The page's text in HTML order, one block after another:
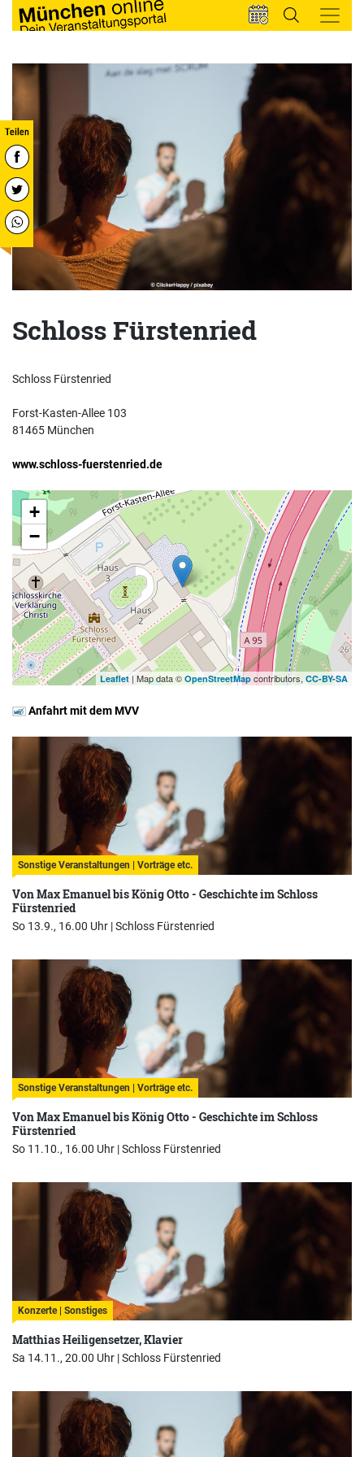
Schloss Fürstenried
Schloss Fürstenried
Forst-Kasten-Allee 103
81465 München
www.schloss-fuerstenried.de
+
−
Leaflet| Map data © OpenStreetMap contributors, CC-BY-SA
Anfahrt mit dem MVV
Sonstige Veranstaltungen | Vorträge etc.
Von Max Emanuel bis König Otto - Geschichte im Schloss
Fürstenried
So 13.9., 16.00 Uhr |Schloss Fürstenried
Sonstige Veranstaltungen | Vorträge etc.
Von Max Emanuel bis König Otto - Geschichte im Schloss
Fürstenried
So 11.10., 16.00 Uhr |Schloss Fürstenried
Konzerte | Sonstiges
Matthias Heiligensetzer, Klavier
Sa 14.11., 20.00 Uhr |Schloss Fürstenried